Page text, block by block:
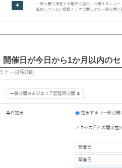
催日が今日から1か月以内の